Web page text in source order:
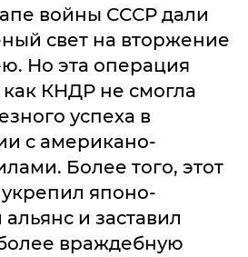
войны СССР дали
свет на вторжение
Но эта операция
как КНДР не смогла
успеха в
с американо-
Более того, этот
укрепил японо-
и заставил
враждебную